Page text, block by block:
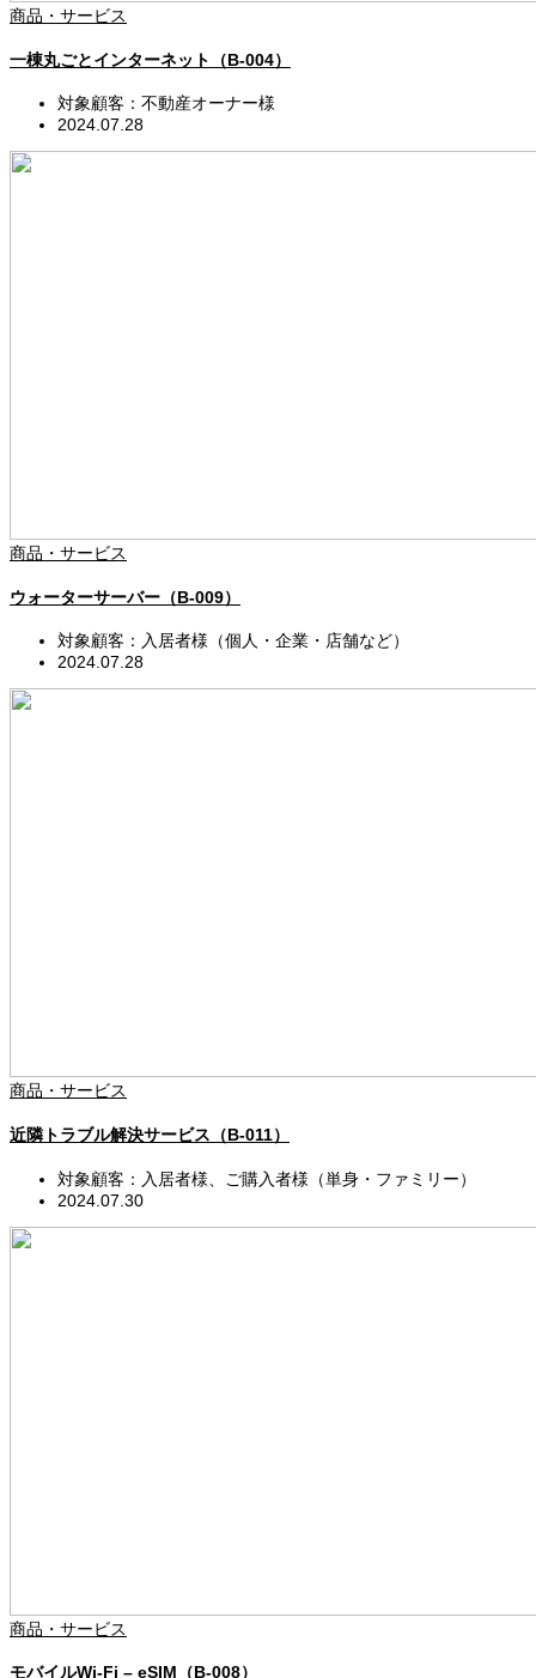
商品・サービス
一棟丸ごとインターネット（B-004）
対象顧客：不動産オーナー様
2024.07.28
商品・サービス
ウォーターサーバー（B-009）
対象顧客：入居者様（個人・企業・店舗など）
2024.07.28
商品・サービス
近隣トラブル解決サービス（B-011）
対象顧客：入居者様、ご購入者様（単身・ファミリー）
2024.07.30
商品・サービス
モバイルWi-Fi – eSIM（B-008）